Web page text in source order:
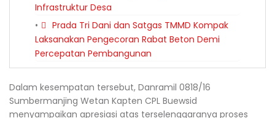
Infrastruktur Desa
Prada Tri Dani dan Satgas TMMD Kompak
Laksanakan Pengecoran Rabat Beton Demi
Percepatan Pembangunan
Dalam kesempatan tersebut, Danramil 0818/16
Sumbermanjing Wetan Kapten CPL Buewsid
menyampaikan apresiasi atas terselenggaranya proses